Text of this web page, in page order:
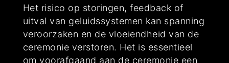
Het risico op storingen, feedback of
uitval van geluidssystemen kan spanning
veroorzaken en de vloeiendheid van de
ceremonie verstoren. Het is essentieel
om voorafgaand aan de ceremonie een